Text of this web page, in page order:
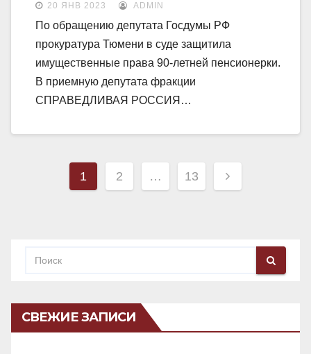
20 ЯНВ 2023 ADMIN
По обращению депутата Госдумы РФ
прокуратура Тюмени в суде защитила
имущественные права 90-летней пенсионерки.
В приемную депутата фракции
СПРАВЕДЛИВАЯ РОССИЯ…
Навигация
по
1 2 … 13
СВЕЖИЕ ЗАПИСИ